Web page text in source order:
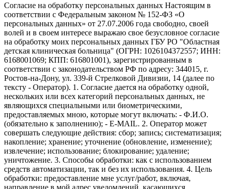
Согласие на обработку персональных данных Настоящим в
соответствии с Федеральным законом № 152-ФЗ «О
персональных данных» от 27.07.2006 года свободно, своей
волей и в своем интересе выражаю свое безусловное согласие
на обработку моих персональных данных ГБУ РО "Областная
детская клиническая больница" (ОГРН: 1026104372557; ИНН:
6168001069; КПП: 616801001), зарегистрированным в
соответствии с законодательством РФ по адресу: 344015, г.
Ростов-на-Дону, ул. 339-й Стрелковой Дивизии, 14 (далее по
тексту - Оператор). 1. Согласие дается на обработку одной,
нескольких или всех категорий персональных данных, не
являющихся специальными или биометрическими,
предоставляемых мною, которые могут включать: - Ф.И.О.
(обязательно к заполнению); - E-MAIL. 2. Оператор может
совершать следующие действия: сбор; запись; систематизация;
накопление; хранение; уточнение (обновление, изменение);
извлечение; использование; блокирование; удаление;
уничтожение. 3. Способы обработки: как с использованием
средств автоматизации, так и без их использования. 4. Цель
обработки: предоставление мне услуг/работ, включая,
направление в мой адрес уведомлений, касающихся